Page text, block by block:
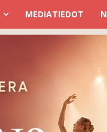
MEDIATIEDOT